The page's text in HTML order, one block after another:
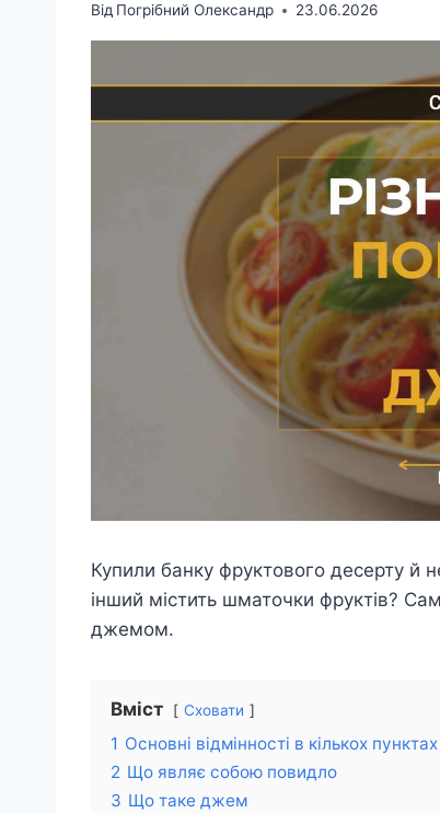
Від Погрібний Олександр 23.06.2026
Купили банку фруктового десерту й
інший містить шматочки фруктів?
джемом.
Вміст Сховати
1 Основні відмінності в кількох пунктах
2 Що являє собою повидло
3 Що таке джем